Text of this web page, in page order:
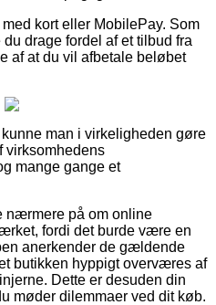
kort eller MobilePay. Som
drage fordel af et tilbud fra
af at du vil afbetale beløbet
man i virkeligheden gøre
virksomhedens
mange gange et
nærmere på om online
fordi det burde være en
anerkender de gældende
butikken hyppigt overværes af
Dette er desuden din
møder dilemmaer ved dit køb.